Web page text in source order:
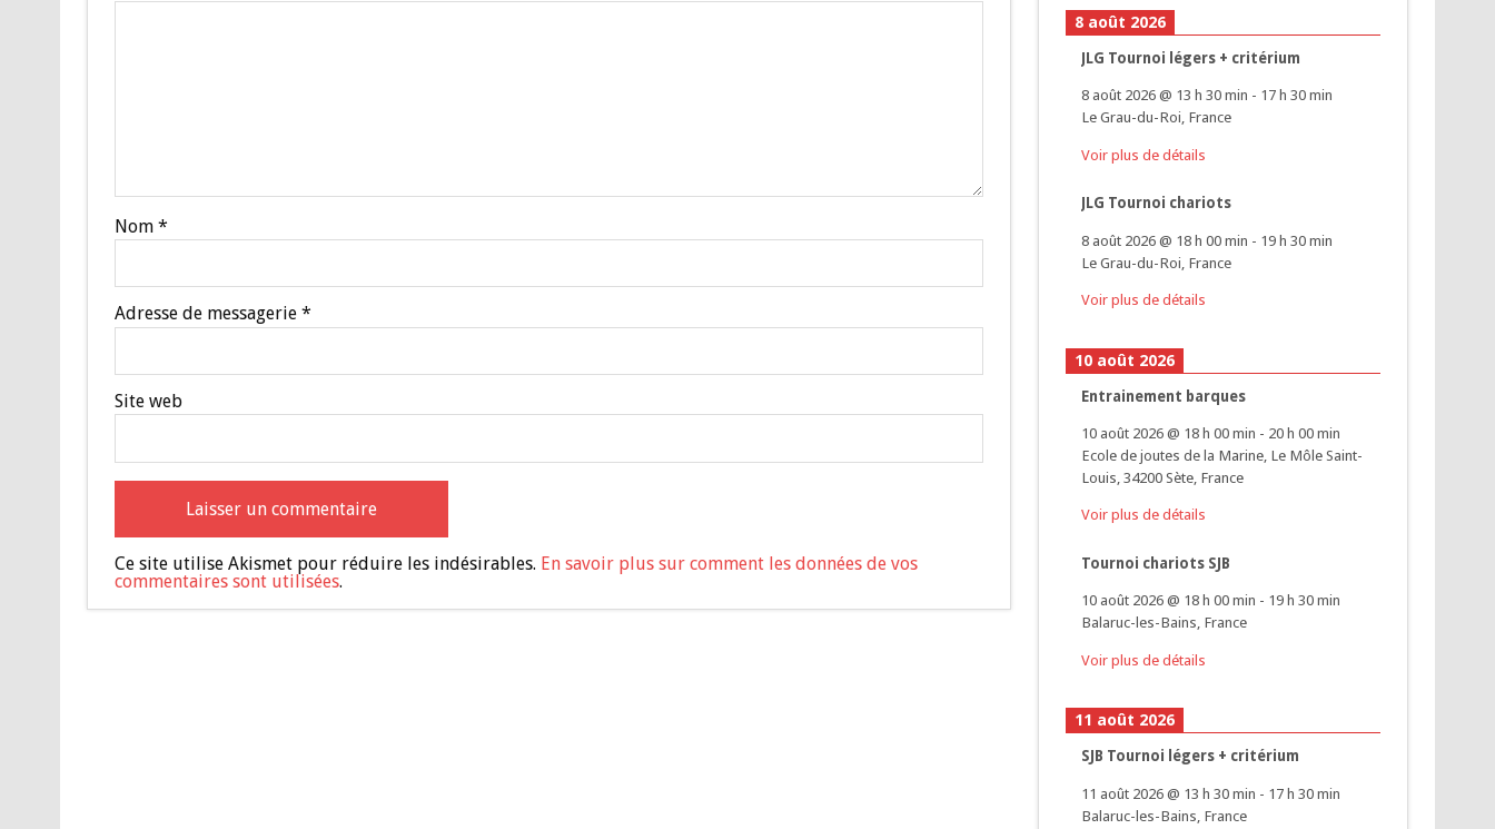
Nom *
Adresse de messagerie *
Site web
Ce site utilise Akismet pour réduire les indésirables. En savoir plus sur comment les données de vos
commentaires sont utilisées.
8 août 2026
JLG Tournoi légers + critérium
8 août 2026@ 13 h 30 min - 17 h 30 min
Le Grau-du-Roi, France
Voir plus de détails
JLG Tournoi chariots
8 août 2026@ 18 h 00 min - 19 h 30 min
Le Grau-du-Roi, France
Voir plus de détails
10 août 2026
Entrainement barques
10 août 2026@ 18 h 00 min - 20 h 00 min
Ecole de joutes de la Marine, Le Môle Saint-
Louis, 34200 Sète, France
Voir plus de détails
Tournoi chariots SJB
10 août 2026@ 18 h 00 min - 19 h 30 min
Balaruc-les-Bains, France
Voir plus de détails
11 août 2026
SJB Tournoi légers + critérium
11 août 2026@ 13 h 30 min - 17 h 30 min
Balaruc-les-Bains, France